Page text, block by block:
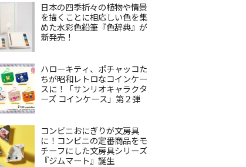
日本の四季折々の植物や情景
を描くことに相応しい色を集
めた水彩色鉛筆『色辞典』が
新発売！
ハローキティ、ポチャッコた
ちが昭和レトロなコインケー
スに！「サンリオキャラクタ
ーズ コインケース」第２弾
コンビニおにぎりが文房具
に！コンビニの定番商品をモ
チーフにした文房具シリーズ
『ジムマート』誕生